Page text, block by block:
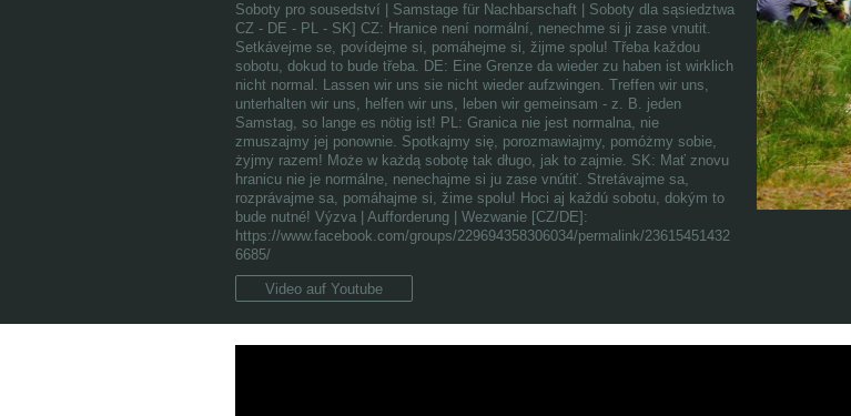
Soboty pro sousedství | Samstage für Nachbarschaft | Soboty dla sąsiedztwa
CZ - DE - PL - SK] CZ: Hranice není normální, nenechme si ji zase vnutit.
Setkávejme se, povídejme si, pomáhejme si, žijme spolu! Třeba každou
sobotu, dokud to bude třeba. DE: Eine Grenze da wieder zu haben ist wirklich
nicht normal. Lassen wir uns sie nicht wieder aufzwingen. Treffen wir uns,
unterhalten wir uns, helfen wir uns, leben wir gemeinsam - z. B. jeden
Samstag, so lange es nötig ist! PL: Granica nie jest normalna, nie
zmuszajmy jej ponownie. Spotkajmy się, porozmawiajmy, pomóżmy sobie,
żyjmy razem! Może w każdą sobotę tak długo, jak to zajmie. SK: Mať znovu
hranicu nie je normálne, nenechajme si ju zase vnútiť. Stretávajme sa,
rozprávajme sa, pomáhajme si, žime spolu! Hoci aj každú sobotu, dokým to
bude nutné! Výzva | Aufforderung | Wezwanie [CZ/DE]:
https://www.facebook.com/groups/229694358306034/permalink/23615451432
6685/
Video auf Youtube